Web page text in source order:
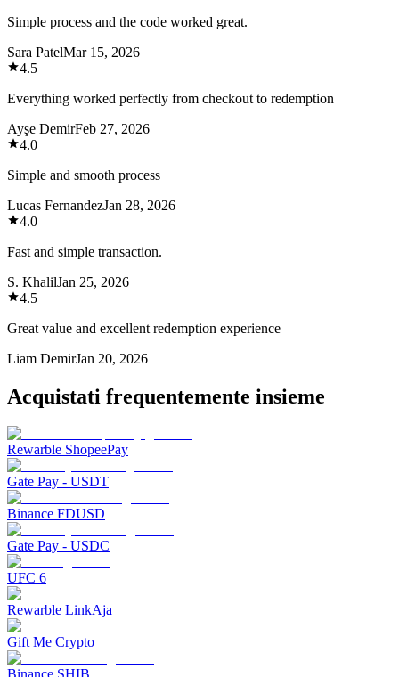
Simple process and the code worked great.
Sara PatelMar 15, 2026
4.5
Everything worked perfectly from checkout to redemption
Ayşe DemirFeb 27, 2026
4.0
Simple and smooth process
Lucas FernandezJan 28, 2026
4.0
Fast and simple transaction.
S. KhalilJan 25, 2026
4.5
Great value and excellent redemption experience
Liam DemirJan 20, 2026
Acquistati frequentemente insieme
Rewarble ShopeePay
Gate Pay - USDT
Binance FDUSD
Gate Pay - USDC
UFC 6
Rewarble LinkAja
Gift Me Crypto